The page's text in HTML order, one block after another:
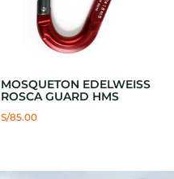
MOSQUETON EDELWEISS
ROSCA GUARD HMS
S/85.00